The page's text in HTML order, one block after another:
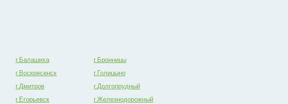
г.Балашиха
г.Бронницы
г.Воскресенск
г.Голицыно
г.Дмитров
г.Долгопрудный
г.Егорьевск
г.Железнодорожный